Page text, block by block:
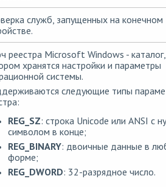
служб, запущенных на конечном
реестра Microsoft Windows -
хранятся настройки и параметры
системы.
следующие типы
REG_SZ: строка Unicode или ANSI с
символом в конце;
REG_BINARY: двоичные данные в
форме;
REG_DWORD: 32-разрядное число.